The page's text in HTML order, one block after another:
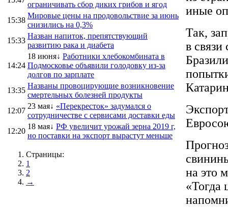
ограничивать сбор диких грибов и ягод
15:38
Мировые цены на продовольствие за июнь
снизились на 0,3%
15:33
Назван напиток, препятствующий
развитию рака и диабета
14:24
18 июня↓ Работники хлебокомбината в
Подмосковье объявили голодовку из-за
долгов по зарплате
13:35
Названы провоцирующие возникновение
смертельных болезней продукты
12:07
23 мая↓ «Перекресток» задумался о
сотрудничестве с сервисами доставки еды
12:20
18 мая↓ РФ увеличит урожай зерна 2019 г,
но поставки на экспорт вырастут меньше
Страницы:
1
2
→
иные
Так,
в связи
на это